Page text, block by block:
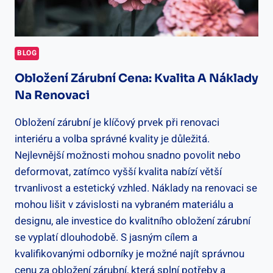
BLOG
Obložení Zárubní Cena: Kvalita A Náklady
Na Renovaci
Obložení zárubní je klíčový prvek při renovaci
interiéru a volba správné kvality je důležitá.
Nejlevnější možnosti mohou snadno povolit nebo
deformovat, zatímco vyšší kvalita nabízí větší
trvanlivost a estetický vzhled. Náklady na renovaci se
mohou lišit v závislosti na vybraném materiálu a
designu, ale investice do kvalitního obložení zárubní
se vyplatí dlouhodobě. S jasným cílem a
kvalifikovanými odborníky je možné najít správnou